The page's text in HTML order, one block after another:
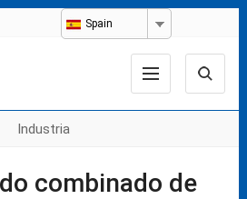
Spain
Industria
combinado de